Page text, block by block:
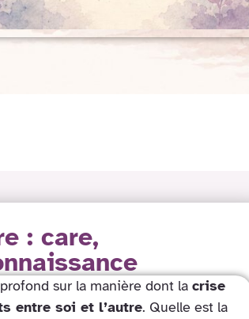
: care,
sur la manière dont lacrise
entre soi et l’autre. Quelle est la